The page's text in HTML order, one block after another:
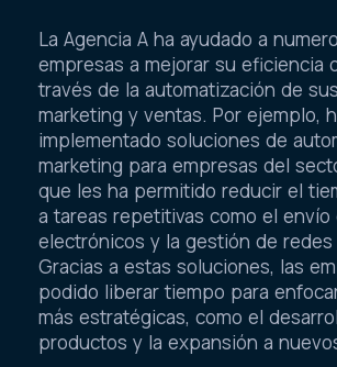
La Agencia A ha ayudado a
empresas a mejorar su eficiencia
través de la automatización de
marketing y ventas. Por ejemplo,
implementado soluciones de
marketing para empresas del
que les ha permitido reducir el
a tareas repetitivas como el envío
electrónicos y la gestión de redes
Gracias a estas soluciones, las
podido liberar tiempo para
más estratégicas, como el
productos y la expansión a